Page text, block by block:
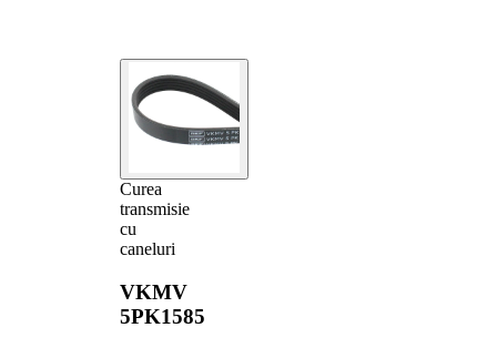
Curea
transmisie
cu
caneluri
VKMV
5PK1585